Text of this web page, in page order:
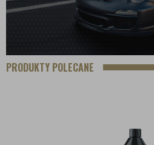
PRODUKTY POLECANE